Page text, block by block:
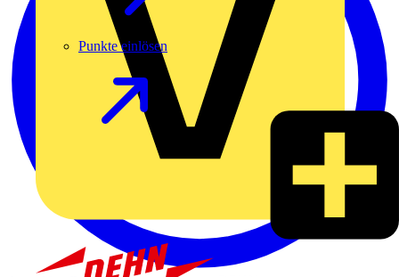
Punkte einlösen